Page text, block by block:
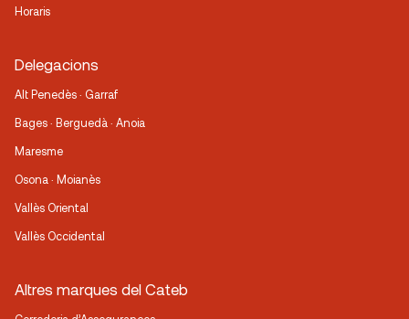
Horaris
Delegacions
Alt Penedès · Garraf
Bages · Berguedà · Anoia
Maresme
Osona · Moianès
Vallès Oriental
Vallès Occidental
Altres marques del Cateb